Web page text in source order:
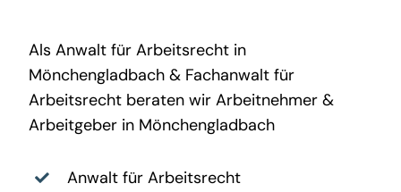
Als Anwalt für Arbeitsrecht in
Mönchengladbach& Fachanwalt für
Arbeitsrechtberaten wir Arbeitnehmer &
Arbeitgeber in Mönchengladbach
Anwalt für Arbeitsrecht